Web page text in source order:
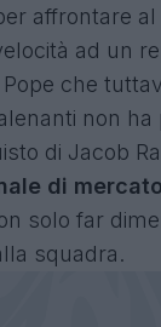
affrontare
ad un
che
non
di Jacob
di
solo far
squadra.